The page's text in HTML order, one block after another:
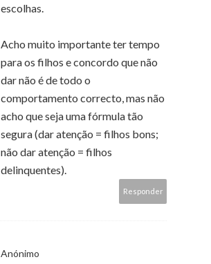
escolhas.
Acho muito importante ter tempo
para os filhos e concordo que não
dar não é de todo o
comportamento correcto, mas não
acho que seja uma fórmula tão
segura (dar atenção = filhos bons;
não dar atenção = filhos
delinquentes).
Responder
Anónimo